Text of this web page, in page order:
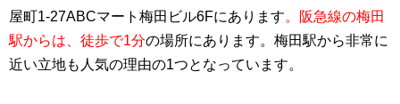
屋町1-27ABCマート梅田ビル6Fにあります。阪急線の梅田
駅からは、徒歩で1分の場所にあります。梅田駅から非常に
近い立地も人気の理由の1つとなっています。